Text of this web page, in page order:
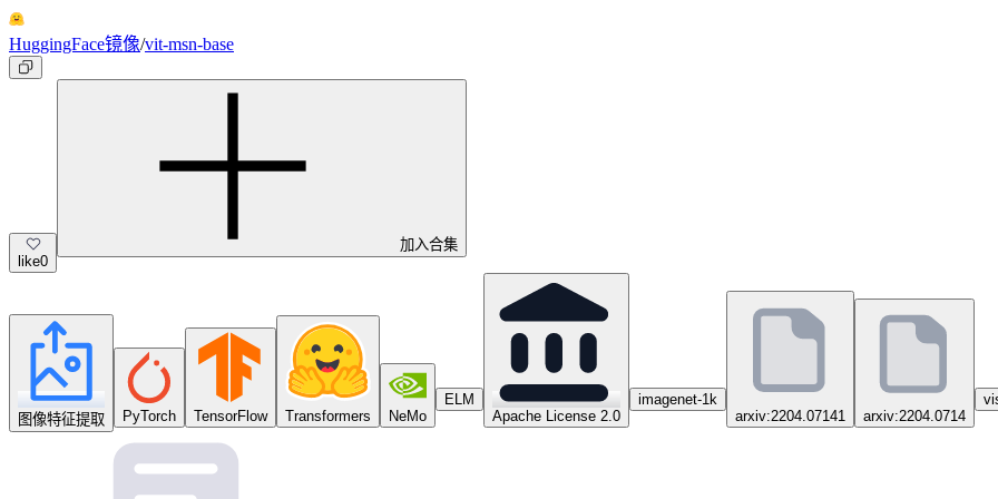
HuggingFace镜像/vit-msn-base
like0
加入合集
图像特征提取 PyTorch TensorFlow Transformers NeMo
ELM
Apache License 2.0
imagenet-1k
arxiv:2204.07141
arxiv:2204.0714